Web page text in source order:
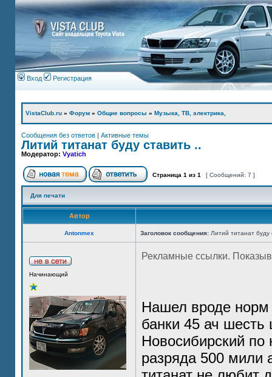
Вход Регистрация
VistaClub.ru » Форум » Общие вопросы » Музыка, ТВ, электрика,
Сообщения без ответов | Активные темы
Литий титанат буду ставить ..
Модератор: Vyatich
Страница 1 из 1 [ Сообщений: 7 ]
Для печати
Автор
Antonmex Заголовок сообщения: Литий титанат буду
Начинающий
Рекламные ссылки.
Нашел вроде норм
банки 45 ач
Новосибирский по
разряда 500 мили